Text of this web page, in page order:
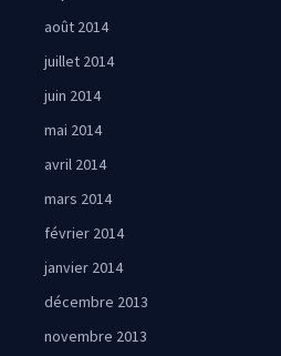
août 2014
juillet 2014
juin 2014
mai 2014
avril 2014
mars 2014
février 2014
janvier 2014
décembre 2013
novembre 2013